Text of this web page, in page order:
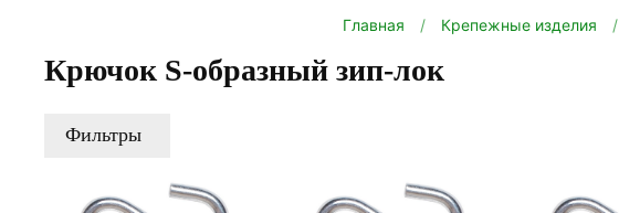
Главная Крепежные изделия
Крючок S-образный зип-лок
Фильтры